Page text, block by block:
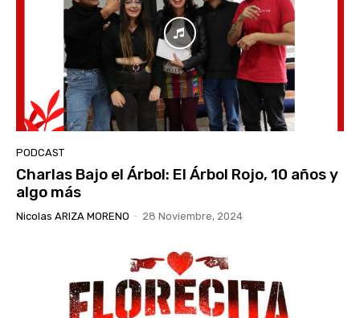
PODCAST
Charlas Bajo el Árbol: El Árbol Rojo, 10 años y
algo más
Nicolas ARIZA MORENO - 28 Noviembre, 2024